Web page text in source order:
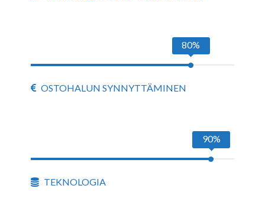
80%
OSTOHALUN SYNNYTTÄMINEN
90%
TEKNOLOGIA